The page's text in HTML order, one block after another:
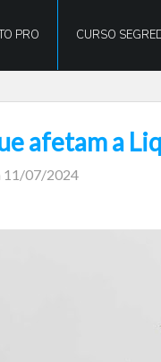
PRO CURSO
afetam a
11/07/2024